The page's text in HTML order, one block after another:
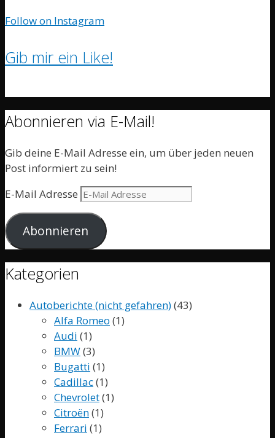
Follow on Instagram
Gib mir ein Like!
Abonnieren via E-Mail!
Gib deine E-Mail Adresse ein, um über jeden neuen
Post informiert zu sein!
E-Mail Adresse
Abonnieren
Kategorien
Autoberichte (nicht gefahren)(43)
Alfa Romeo (1)
Audi (1)
BMW(3)
Bugatti (1)
Cadillac(1)
Chevrolet(1)
Citroën(1)
Ferrari (1)